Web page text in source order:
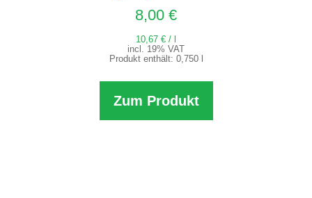
8,00 €
10,67 € /
incl. 19% VAT
Produkt enthält: 0,750
Zum Produkt